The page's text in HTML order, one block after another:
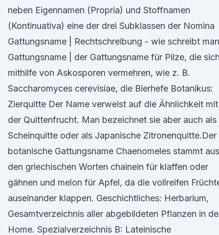
neben Eigennamen (Propria) und Stoffnamen
(Kontinuativa) eine der drei Subklassen der Nomina
Gattungsname | Rechtschreibung - wie schreibt man
Gattungsname | der Gattungsname für Pilze, die sich
mithilfe von Askosporen vermehren, wie z. B.
Saccharomyces cerevisiae, die Bierhefe Botanikus:
Zierquitte Der Name verweist auf die Ähnlichkeit mit
der Quittenfrucht. Man bezeichnet sie aber auch als
Scheinquitte oder als Japanische Zitronenquitte.Der
botanische Gattungsname Chaenomeles stammt aus
den griechischen Worten chainein für klaffen oder
gähnen und melon für Apfel, da die vollreifen
auseinander klappen. Geschichtliches: Herbarium,
Gesamtverzeichnis aller abgebildeten Pflanzen in
Home. Spezialverzeichnis B: Lateinische